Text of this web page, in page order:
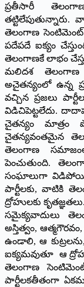
ప్రతీసారీ
తెలంగాణ సెంటిమెంట్
పదేపదే ఐక్యం
తెలంగాణకే లాభం
మలిదశ
అచైతన్యంలో ఉన్న
వచ్చిన ప్రజలు
విడిచిపెట్టలేదు.
చైతన్యం మాత్రం
చైతన్యవంతమైన
తెలంగాణ
పెంచుతుంది.
సంఘాలుగా విడిపోయిన
పార్టీలకు, వాటికి
ద్రోహులకు కృతజ్ఞతలు.
సమైక్యవాదులు
అస్తిత్వం,
ఉండాలి, ఆ
ఐక్యమవుతూ ఆ
తెలంగాణ
పార్టీలకతీతంగా